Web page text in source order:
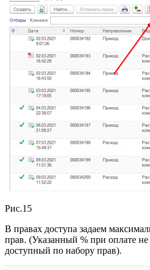
Рис.15
В правах доступа задаем
прав. (Указанный % при оплате
доступный по набору прав).